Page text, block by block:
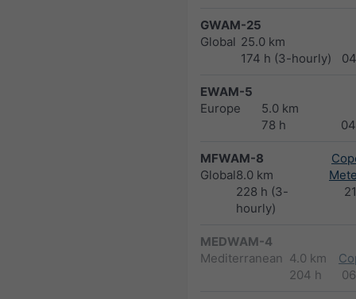
GWAM-25
Global 25.0 km
174 h (3-hourly)
EWAM-5
Europe
5.0 km
78 h
MFWAM-8
Global8.0 km
228 h (3-
hourly)
MEDWAM-4
Mediterranean 4.0 km
204 h